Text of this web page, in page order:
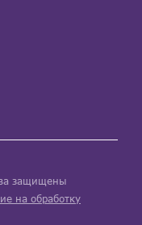
защищены
на обработку